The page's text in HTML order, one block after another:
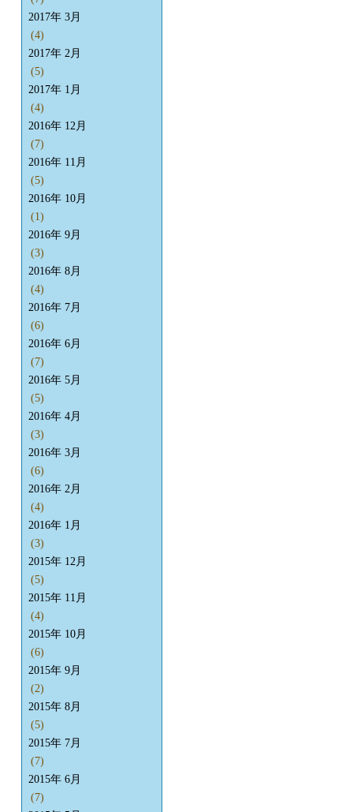
2017年 3月
(4)
2017年 2月
(5)
2017年 1月
(4)
2016年 12月
(7)
2016年 11月
(5)
2016年 10月
(1)
2016年 9月
(3)
2016年 8月
(4)
2016年 7月
(6)
2016年 6月
(7)
2016年 5月
(5)
2016年 4月
(3)
2016年 3月
(6)
2016年 2月
(4)
2016年 1月
(3)
2015年 12月
(5)
2015年 11月
(4)
2015年 10月
(6)
2015年 9月
(2)
2015年 8月
(5)
2015年 7月
(7)
2015年 6月
(7)